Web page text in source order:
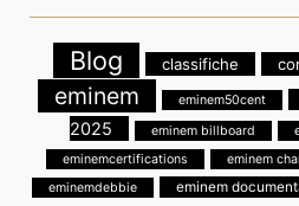
Blog classifiche
eminem eminem50cent
2025
eminem billboard
eminemcertifications
eminem
eminemdebbie eminem